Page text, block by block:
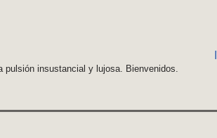
pulsión insustancial y lujosa. Bienvenidos.